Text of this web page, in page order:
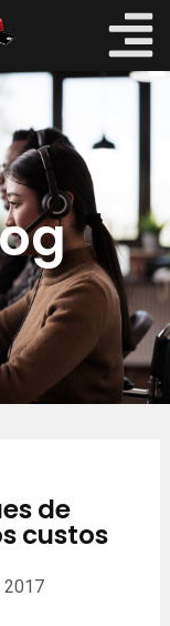
de
custos
2017